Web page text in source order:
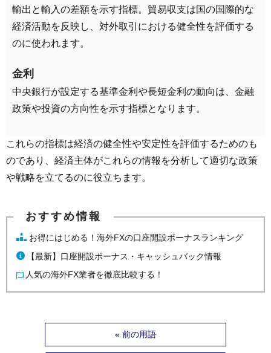
輸出と輸入の差額を示す指標。貿易収支は国の国際的な
経済活動を反映し、対外取引における健全性を評価する
のに使われます。
金利
中央銀行が設定する基準金利や長短金利の動向は、金融
政策や投資の方向性を示す指標となります。
これらの指標は経済の健全性や安定性を評価するためのも
のであり、経済主体がこれらの情報を分析して適切な政策
や戦略を立てるのに役立ちます。
お得にはじめる！海外FXの口座開設ボーナスランキング
【最新】口座開設ボーナス・キャッシュバック情報
人気の海外FX業者を徹底比較する！
« 前の用語